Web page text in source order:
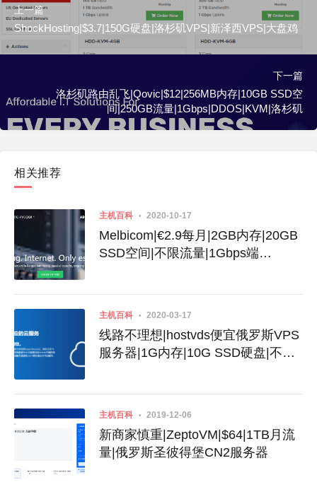
上一篇
ShockHosting|$3.7|150G硬盘|洛杉矶VPS|新泽西VPS|大盘鸡
下一篇
洛杉矶路由乱飞|Qovic|$12|256MB内存|10GB SSD空
间|250GB流量|1Gbps|DDOS|KVM|洛杉矶
相关推荐
主机百科 2020-10-17
Melbicom|€2.9每月|2GB内存|20GB
SSD空间|不限流量|1Gbps端
主机百科 2020-03-17
线路不理想|hostvds便宜俄罗斯VPS
服务器|1G内存|10G SSD硬盘|不限
主机百科 2019-12-06
新商家慎重|ZeptoVM|$64|1TB月流
量|俄罗斯圣彼得堡CN2服务器